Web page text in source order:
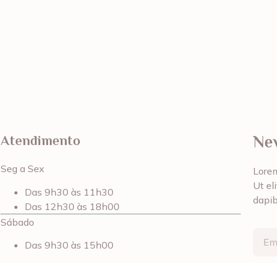
Atendimento
Seg a Sex
Das 9h30 às 11h30
Das 12h30 às 18h00
Sábado
Das 9h30 às 15h00
Ut